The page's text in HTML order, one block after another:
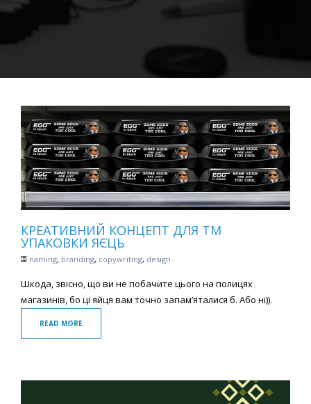
КРЕАТИВНИЙ КОНЦЕПТ ДЛЯ ТМ
УПАКОВКИ ЯЄЦЬ
naming, branding, copywriting, design
Шкода, звісно, що ви не побачите цього на полицях
магазинів, бо ці яйця вам точно запам’яталися б. Або ні)).
READ MORE